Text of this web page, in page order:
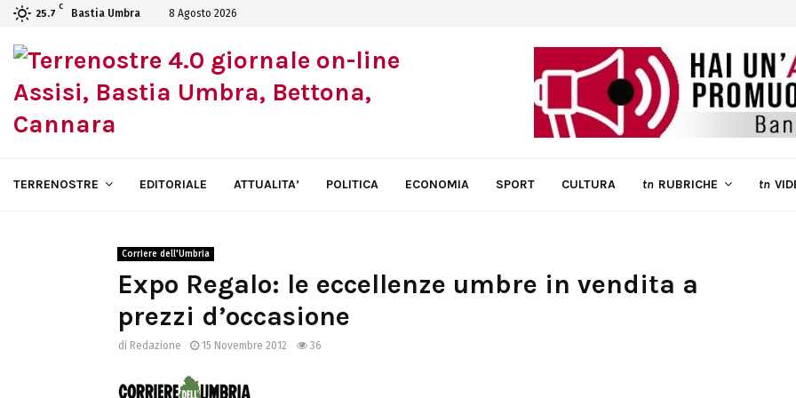
25.7
C
Bastia Umbra 8 Agosto 2026
TERRENOSTRE EDITORIALE ATTUALITA’ POLITICA ECONOMIA SPORT CULTURA tn RUBRICHE tn
Corriere dell'Umbria
Expo Regalo: le eccellenze umbre in vendita a
prezzi d’occasione
di Redazione 15 Novembre 2012 36